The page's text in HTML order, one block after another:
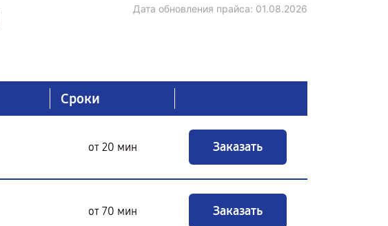
Дата обновления прайса: 01.08.2026
Сроки
от 20 мин Заказать
от 70 мин Заказать